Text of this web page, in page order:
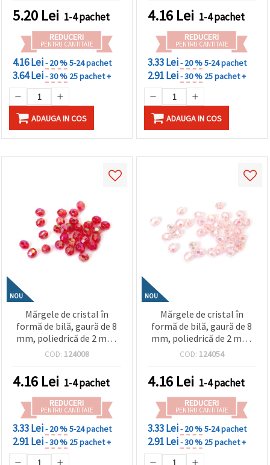
bucăți
5.20 Lei 1-4 pachet
REDUCERI
PENTRU CANTITATE
4.16 Lei- 20 %5-24 pachet
3.64 Lei- 30 % 25 pachet +
ADAUGA IN COS
~80 bucăți
4.16 Lei 1-4 pachet
REDUCERI
PENTRU CANTITATE
3.33 Lei- 20 %5-24 pachet
2.91 Lei- 30 % 25 pachet +
ADAUGA IN COS
NOU
Mărgele de cristal în
formă de bilă, gaură de 8
mm, poliedrică de 2 mm,
culoare roșu CURCUBEU -
COD: 124008
4.16 Lei 1-4 pachet
REDUCERI
PENTRU CANTITATE
3.33 Lei- 20 %5-24 pachet
2.91 Lei- 30 % 25 pachet +
NOU
Mărgele de cristal în
formă de bilă, gaură de 8
mm, poliedrică de 2 mm,
culoare roz CURCUBEU -
COD: 124054
4.16 Lei 1-4 pachet
REDUCERI
PENTRU CANTITATE
3.33 Lei- 20 %5-24 pachet
2.91 Lei- 30 % 25 pachet +